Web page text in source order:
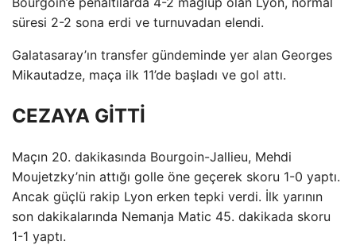
süresi 2-2 sona erdi ve turnuvadan elendi.
Galatasaray’ın transfer gündeminde yer alan Georges
Mikautadze, maça ilk 11’de başladı ve gol attı.
CEZAYA GİTTİ
Maçın 20. dakikasında Bourgoin-Jallieu, Mehdi
Moujetzky’nin attığı golle öne geçerek skoru 1-0 yaptı.
Ancak güçlü rakip Lyon erken tepki verdi. İlk yarının
son dakikalarında Nemanja Matic 45. dakikada skoru
1-1 yaptı.